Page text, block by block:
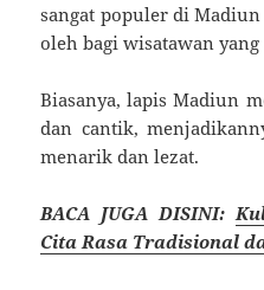
sangat populer di
oleh bagi wisatawan
Biasanya, lapis Madiun
dan cantik,
menarik dan lezat.
BACA JUGA DISINI:
Cita Rasa Tradisional